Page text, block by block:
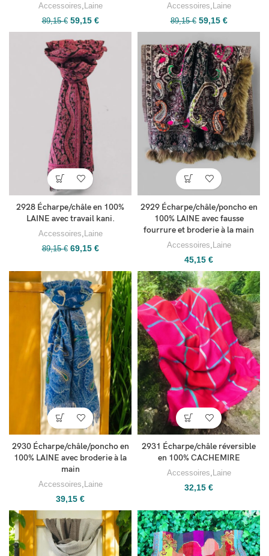
Accessoires Laine
89,15€ 59,15 €
Accessoires Laine
89,15€ 59,15 €
2928 Écharpe/châle en 100%
LAINE avec travail kani.
Accessoires Laine
89,15€ 69,15 €
2929 Écharpe/châle/poncho en
100% LAINE avec fausse
fourrure et broderie à la main
Accessoires Laine
45,15 €
2930 Écharpe/châle/poncho en
100% LAINE avec broderie à la
main
Accessoires Laine
39,15 €
2931 Écharpe/châle réversible
en 100% CACHEMIRE
Accessoires Laine
32,15 €